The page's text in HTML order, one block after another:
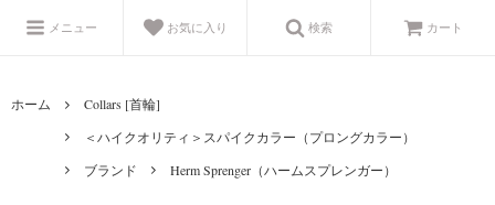
メニュー お気に入り 検索 カート
ホーム
Collars [首輪]
＜ハイクオリティ＞スパイクカラー（プロングカラー）
ブランド
Herm Sprenger（ハームスプレンガー）